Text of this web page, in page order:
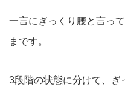
一言にぎっくり腰と言っ
まです。
3段階の状態に分けて、
ぎ